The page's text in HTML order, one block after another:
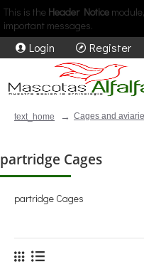
This is the Header Notice
important messages.
Login Register
text_home Cages and
partridge Cages
partridge Cages